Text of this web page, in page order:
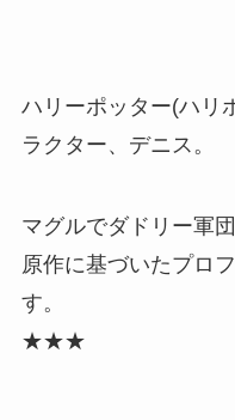
ハリーポッター(ハリ
ラクター、デニス。
マグルでダドリー軍
原作に基づいたプロ
す。
★★★